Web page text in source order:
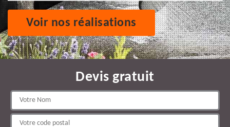
Voir nos réalisations
Devis gratuit